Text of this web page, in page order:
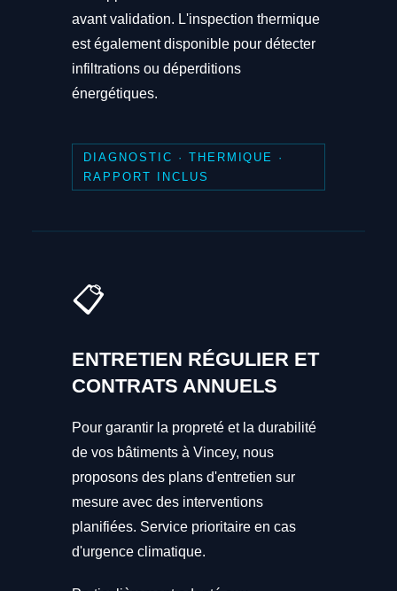
avant validation. L'inspection thermique
est également disponible pour détecter
infiltrations ou déperditions
énergétiques.
DIAGNOSTIC · THERMIQUE ·
RAPPORT INCLUS
📋
ENTRETIEN RÉGULIER ET
CONTRATS ANNUELS
Pour garantir la propreté et la durabilité
de vos bâtiments à Vincey, nous
proposons des plans d'entretien sur
mesure avec des interventions
planifiées. Service prioritaire en cas
d'urgence climatique.